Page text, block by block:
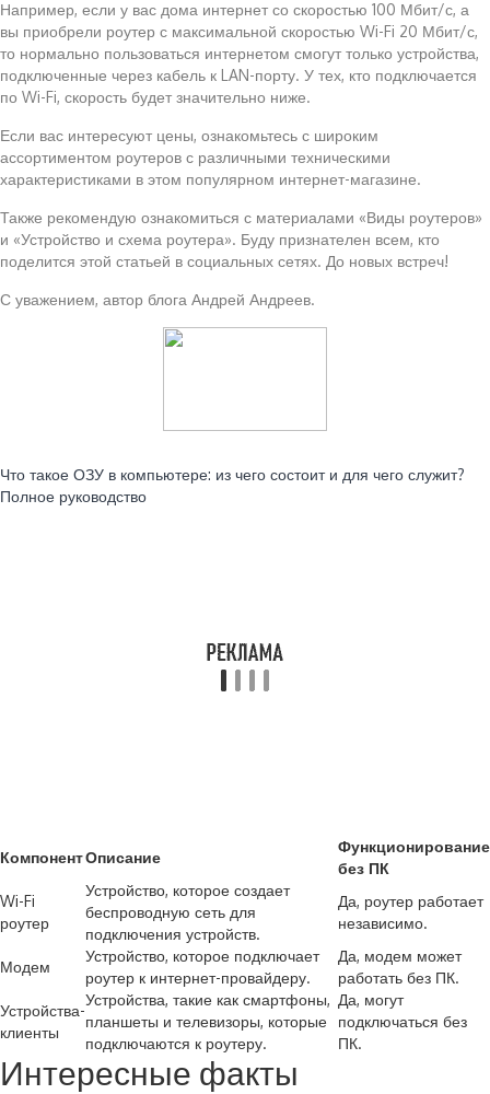
Например, если у вас дома интернет со скоростью 100 Мбит/с, а
вы приобрели роутер с максимальной скоростью Wi-Fi 20 Мбит/с,
то нормально пользоваться интернетом смогут только устройства,
подключенные через кабель к LAN-порту. У тех, кто подключается
по Wi-Fi, скорость будет значительно ниже.
Если вас интересуют цены, ознакомьтесь с широким
ассортиментом роутеров с различными техническими
характеристиками в этом популярном интернет-магазине.
Также рекомендую ознакомиться с материалами «Виды роутеров»
и «Устройство и схема роутера». Буду признателен всем, кто
поделится этой статьей в социальных сетях. До новых встреч!
С уважением, автор блога Андрей Андреев.
Что такое ОЗУ в компьютере: из чего состоит и для чего служит?
Полное руководство
КомпонентОписание
Функционирование
без ПК
Wi-Fi
роутер
Устройство, которое создает
беспроводную сеть для
подключения устройств.
Да, роутер работает
независимо.
Модем
Устройство, которое подключает
роутер к интернет-провайдеру.
Да, модем может
работать без ПК.
Устройства-
клиенты
Устройства, такие как смартфоны,
планшеты и телевизоры, которые
подключаются к роутеру.
Да, могут
подключаться без
ПК.
Интересные факты